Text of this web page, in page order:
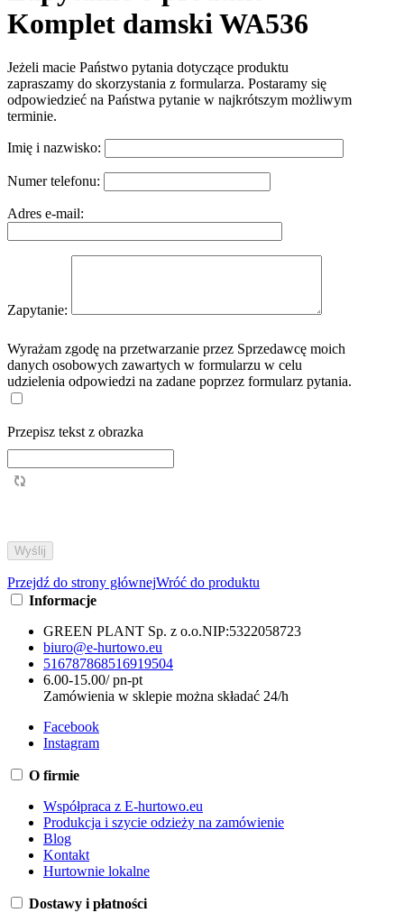
Komplet damski WA536
Jeżeli macie Państwo pytania dotyczące produktu
zapraszamy do skorzystania z formularza. Postaramy się
odpowiedzieć na Państwa pytanie w najkrótszym możliwym
terminie.
Imię i nazwisko:
Numer telefonu:
Adres e-mail:
Zapytanie:
Wyrażam zgodę na przetwarzanie przez Sprzedawcę moich
danych osobowych zawartych w formularzu w celu
udzielenia odpowiedzi na zadane poprzez formularz pytania.
Przepisz tekst z obrazka
Przejdź do strony głównejWróć do produktu
Informacje
GREEN PLANT Sp. z o.o.NIP:5322058723
biuro@e-hurtowo.eu
516787868516919504
6.00-15.00/ pn-pt
Zamówienia w sklepie można składać 24/h
Facebook
Instagram
O firmie
Współpraca z E-hurtowo.eu
Produkcja i szycie odzieży na zamówienie
Blog
Kontakt
Hurtownie lokalne
Dostawy i płatności